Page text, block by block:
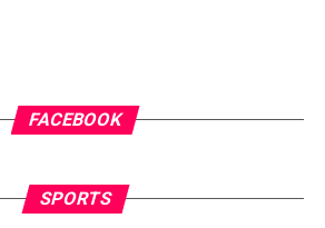
FACEBOOK
SPORTS